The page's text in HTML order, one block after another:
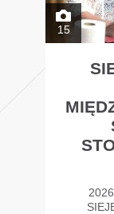
15